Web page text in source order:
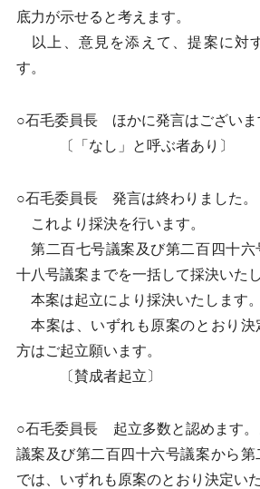
底力が示せると考えます。
以上、意見を添えて、提案に対
す。
○石毛委員長 ほかに発言はございま
〔「なし」と呼ぶ者あり〕
○石毛委員長 発言は終わりました。
これより採決を行います。
第二百七号議案及び第二百四十六
十八号議案までを一括して採決いたし
本案は起立により採決いたします。
本案は、いずれも原案のとおり決
方はご起立願います。
〔賛成者起立〕
○石毛委員長 起立多数と認めます
議案及び第二百四十六号議案から第
では、いずれも原案のとおり決定い